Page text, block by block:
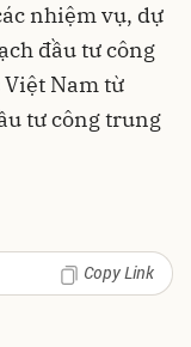
nhiệm vụ, dự
đầu tư công
Nam từ
tư công trung
Copy Link